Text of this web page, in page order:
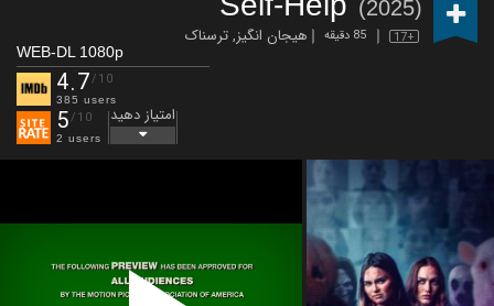
(2025)
17+ 85 دقیقه هیجان انگیز,ترسناک
WEB-DL 1080p
4.7/10
385 users
5/10
2 users
امتیاز دهید